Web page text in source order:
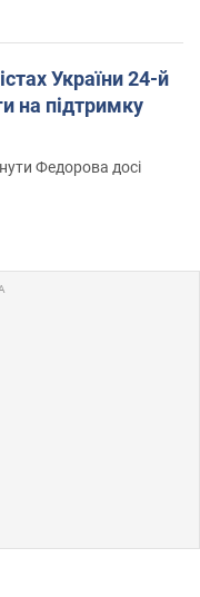
України 24-й
на підтримку
Федорова досі